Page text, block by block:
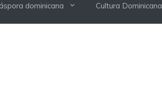
dominicana Cultura Dominicana